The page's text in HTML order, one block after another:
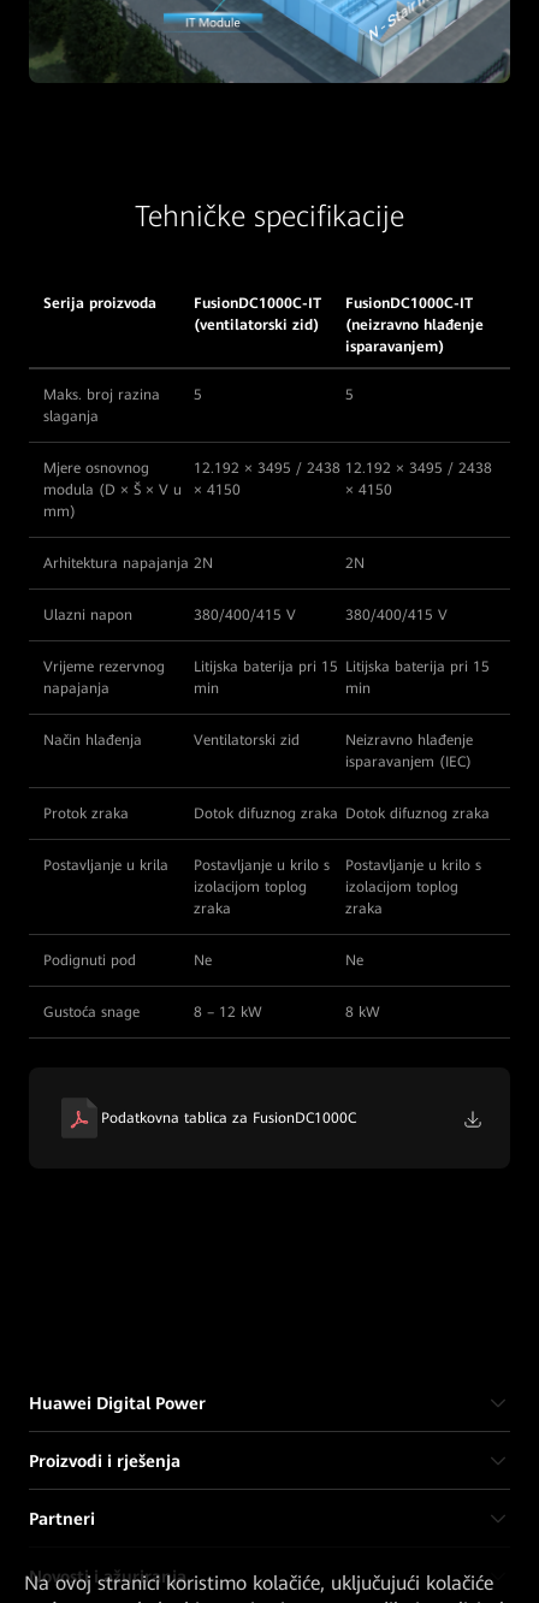
Tehničke specifikacije
Serija proizvoda
FusionDC1000C-IT
(ventilatorski zid)
FusionDC1000C-IT
(neizravno hlađenje
isparavanjem)
Maks. broj razina
slaganja
5 5
Mjere osnovnog
modula (D × Š × V u
mm)
12.192 × 3495 / 2438
× 4150
12.192 × 3495 / 2438
× 4150
Arhitektura napajanja 2N 2N
Ulazni napon 380/400/415 V 380/400/415 V
Vrijeme rezervnog
napajanja
Litijska baterija pri 15
min
Litijska baterija pri 15
min
Način hlađenja Ventilatorski zid
Neizravno hlađenje
isparavanjem (IEC)
Protok zraka Dotok difuznog zraka Dotok difuznog zraka
Postavljanje u krila
Postavljanje u krilo s
izolacijom toplog
zraka
Postavljanje u krilo s
izolacijom toplog
zraka
Podignuti pod Ne Ne
Gustoća snage 8 – 12 kW 8 kW
Podatkovna tablica za FusionDC1000C
Huawei Digital Power
Proizvodi i rješenja
Partneri
Novosti i ažuriranja
Na ovoj stranici koristimo kolačiće, uključujući kolačiće